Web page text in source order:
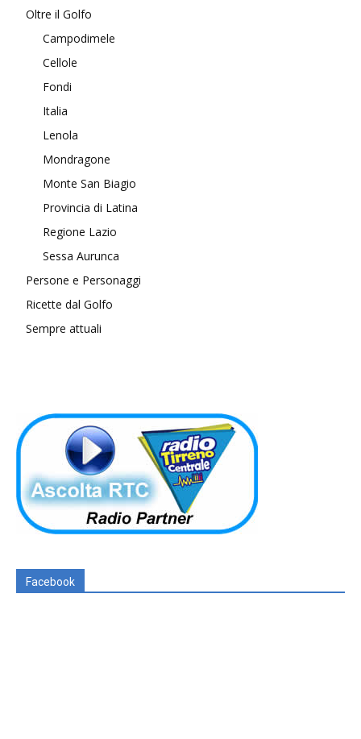
Oltre il Golfo
Campodimele
Cellole
Fondi
Italia
Lenola
Mondragone
Monte San Biagio
Provincia di Latina
Regione Lazio
Sessa Aurunca
Persone e Personaggi
Ricette dal Golfo
Sempre attuali
Facebook